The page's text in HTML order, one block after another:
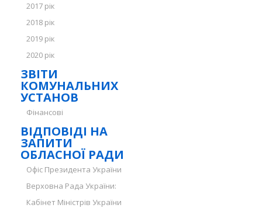
2017 рік
2018 рік
2019 рік
2020 рік
ЗВІТИ
КОМУНАЛЬНИХ
УСТАНОВ
Фінансові
ВІДПОВІДІ НА
ЗАПИТИ
ОБЛАСНОЇ РАДИ
Офіс Президента України
Верховна Рада України:
Кабінет Міністрів України